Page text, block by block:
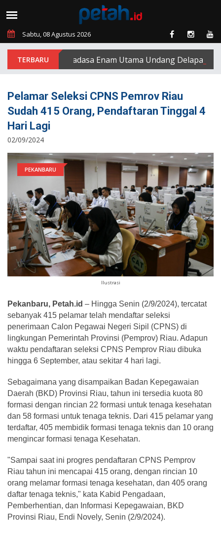
Sabtu, 08 Agustus 2026
PT Padasa Enam Utama Undang Delapan
Pelamar Seleksi CPNS Pemrov Riau
Sudah 415 Orang, Pendaftaran Tinggal 4
Hari Lagi
02/09/2024
PEKANBARU
Ilustrasi
Pekanbaru, Petah.id – Hingga Senin (2/9/2024), tercatat
sebanyak 415 pelamar telah mendaftar seleksi
penerimaan Calon Pegawai Negeri Sipil (CPNS) di
lingkungan Pemerintah Provinsi (Pemprov) Riau. Adapun
waktu pendaftaran seleksi CPNS Pemprov Riau dibuka
hingga 6 September, atau sekitar 4 hari lagi.
Sebagaimana yang disampaikan Badan Kepegawaian
Daerah (BKD) Provinsi Riau, tahun ini tersedia kuota 80
formasi dengan rincian 22 formasi untuk tenaga kesehatan
dan 58 formasi untuk tenaga teknis. Dari 415 pelamar yang
terdaftar, 405 membidik formasi tenaga teknis dan 10 orang
mengincar formasi tenaga Kesehatan.
"Sampai saat ini progres pendaftaran CPNS Pemprov
Riau tahun ini mencapai 415 orang, dengan rincian 10
orang melamar formasi tenaga kesehatan, dan 405 orang
daftar tenaga teknis," kata Kabid Pengadaan,
Pemberhentian, dan Informasi Kepegawaian, BKD
Provinsi Riau, Endi Novely, Senin (2/9/2024).